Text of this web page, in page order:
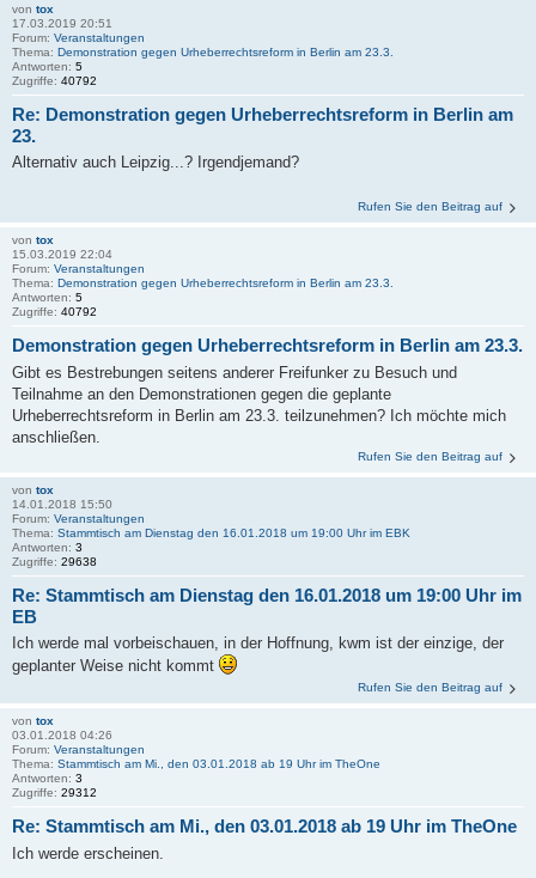
von tox
17.03.2019 20:51
Forum: Veranstaltungen
Thema: Demonstration gegen Urheberrechtsreform in Berlin am 23.3.
Antworten: 5
Zugriffe: 40792
Re: Demonstration gegen Urheberrechtsreform in Berlin am
23.
Alternativ auch Leipzig...? Irgendjemand?
Rufen Sie den Beitrag auf
von tox
15.03.2019 22:04
Forum: Veranstaltungen
Thema: Demonstration gegen Urheberrechtsreform in Berlin am 23.3.
Antworten: 5
Zugriffe: 40792
Demonstration gegen Urheberrechtsreform in Berlin am 23.3.
Gibt es Bestrebungen seitens anderer Freifunker zu Besuch und
Teilnahme an den Demonstrationen gegen die geplante
Urheberrechtsreform in Berlin am 23.3. teilzunehmen? Ich möchte mich
anschließen.
Rufen Sie den Beitrag auf
von tox
14.01.2018 15:50
Forum: Veranstaltungen
Thema: Stammtisch am Dienstag den 16.01.2018 um 19:00 Uhr im EBK
Antworten: 3
Zugriffe: 29638
Re: Stammtisch am Dienstag den 16.01.2018 um 19:00 Uhr im
EB
Ich werde mal vorbeischauen, in der Hoffnung, kwm ist der einzige, der
geplanter Weise nicht kommt
Rufen Sie den Beitrag auf
von tox
03.01.2018 04:26
Forum: Veranstaltungen
Thema: Stammtisch am Mi., den 03.01.2018 ab 19 Uhr im TheOne
Antworten: 3
Zugriffe: 29312
Re: Stammtisch am Mi., den 03.01.2018 ab 19 Uhr im TheOne
Ich werde erscheinen.